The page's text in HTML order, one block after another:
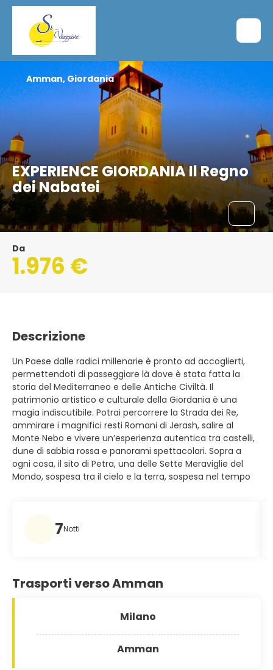
EXPERIENCE GIORDANIA Il Regno
dei Nabatei
Amman, Giordania
Da
1.976 €
Descrizione
Un Paese dalle radici millenarie è pronto ad accoglierti,
permettendoti di passeggiare là dove è stata fatta la
storia del Mediterraneo e delle Antiche Civiltà. Il
patrimonio artistico e culturale della Giordania è una
magia indiscutibile. Potrai percorrere la Strada dei Re,
ammirare i magnifici resti Romani di Jerash, salire al
Monte Nebo e vivere un’esperienza autentica tra castelli,
dune di sabbia rossa e panorami spettacolari. Sopra a
ogni cosa, il sito di Petra, una delle Sette Meraviglie del
Mondo, sospesa tra il cielo e la terra, sospesa nel tempo
7Notti
Trasporti verso Amman
Milano
Amman